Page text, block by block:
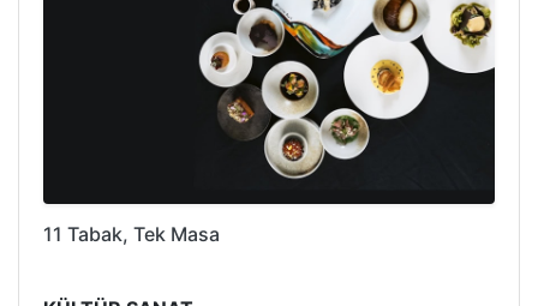
11 Tabak, Tek Masa